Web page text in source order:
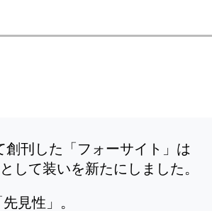
刊した「フォーサイト」は
して装いを新たにしました。
見性」。